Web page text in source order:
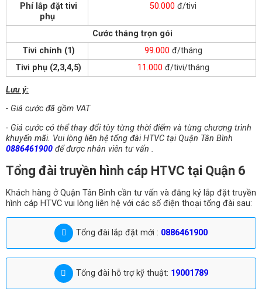
Phí lắp đặt tivi
phụ
50.000 đ/tivi
Cước tháng trọn gói
Tivi chính (1)
99.000 đ/tháng
Tivi phụ (2,3,4,5)
11.000 đ/tivi/tháng
Lưu ý:
- Giá cước đã gồm VAT
- Giá cước có thể thay đổi tùy từng thời điểm và từng chương trình
khuyến mãi. Vui lòng liên hệ tổng đài HTVC tại Quận Tân Bình
0886461900 để được nhân viên tư vấn .
Tổng đài truyền hình cáp HTVC tại Quận 6
Khách hàng ở Quận Tân Bình cần tư vấn và đăng ký lắp đặt truyền
hình cáp HTVC vui lòng liên hệ với các số điện thoại tổng đài sau:
Tổng đài lắp đặt mới : 0886461900
Tổng đài hỗ trợ kỹ thuật: 19001789